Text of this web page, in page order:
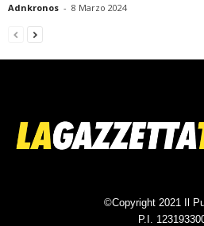
Adnkronos - 8 Marzo 2024
©Copyright 2021 Il
P.I.